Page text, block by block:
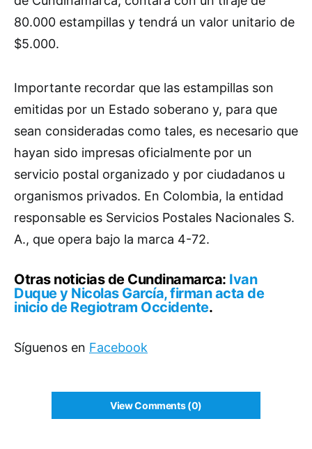
80.000 estampillas y tendrá un valor unitario de
$5.000.
Importante recordar que las estampillas son
emitidas por un Estado soberano y, para que
sean consideradas como tales, es necesario que
hayan sido impresas oficialmente por un
servicio postal organizado y por ciudadanos u
organismos privados. En Colombia, la entidad
responsable es Servicios Postales Nacionales S.
A., que opera bajo la marca 4-72.
Otras noticias de Cundinamarca: Ivan
Duque y Nicolas García, firman acta de
inicio de Regiotram Occidente.
Síguenos en Facebook
View Comments (0)